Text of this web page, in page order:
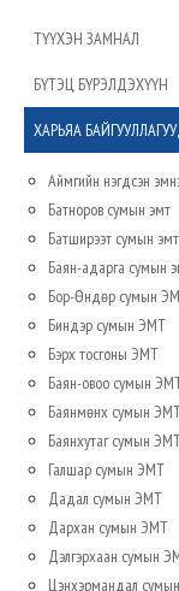
ТҮҮХЭН ЗАМНАЛ
БҮТЭЦ БҮРЭЛДЭХҮҮН
ХАРЬЯА
Аймгийн нэгдсэн
Батноров сумын эмт
Батширээт сумын эмт
Баян-адарга сумын
Бор-Өндөр сумын
Биндэр сумын ЭМТ
Бэрх тосгоны ЭМТ
Баян-овоо сумын
Баянмөнх сумын
Баянхутаг сумын
Галшар сумын ЭМТ
Дадал сумын ЭМТ
Дархан сумын ЭМТ
Дэлгэрхаан сумын
Цэнхэрмандал